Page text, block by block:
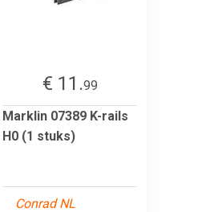
€ 11.99
Marklin 07389 K-rails
H0 (1 stuks)
Conrad NL